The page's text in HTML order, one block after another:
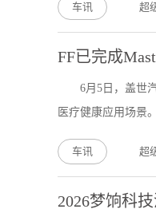
车讯 超
FF已完成
6月5日，盖世
医疗健康应用场景
车讯 超
2026梦饷科